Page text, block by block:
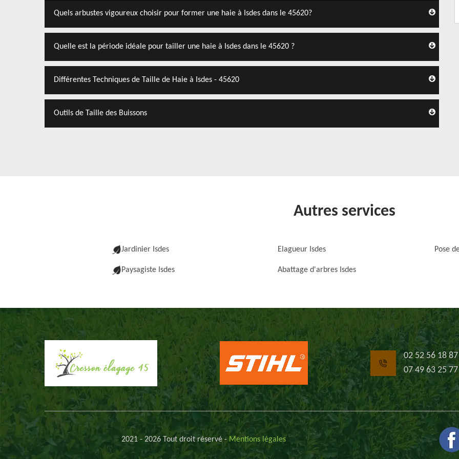
Quels arbustes vigoureux choisir pour former une haie à Isdes dans le 45620?
Quelle est la période idéale pour tailler une haie à Isdes dans le 45620 ?
Différentes Techniques de Taille de Haie à Isdes - 45620
Outils de Taille des Buissons
Autres services
Jardinier Isdes
Paysagiste Isdes
Elagueur Isdes
Abattage d'arbres Isdes
Pose
02 52 56 18 87
07 49 63 25 77
2021 - 2026 Tout droit réservé - Mentions légales